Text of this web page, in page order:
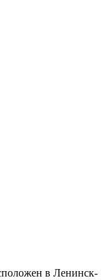
в Ленинск-